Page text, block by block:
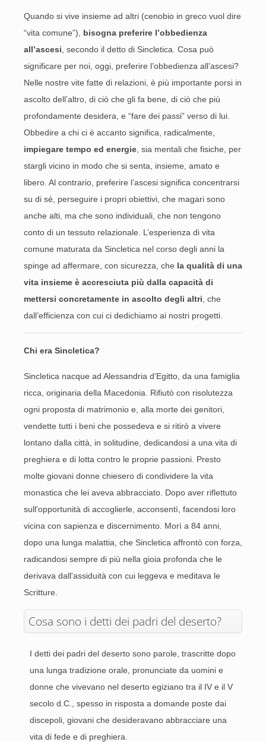
Quando si vive insieme ad altri (cenobio in greco vuol dire
“vita comune”), bisogna preferire l’obbedienza
all’ascesi , secondo il detto di Sincletica. Cosa può
significare per noi, oggi, preferire l’obbedienza all’ascesi?
Nelle nostre vite fatte di relazioni, è più importante porsi in
ascolto dell’altro, di ciò che gli fa bene, di ciò che più
profondamente desidera, e “fare dei passi” verso di lui.
Obbedire a chi ci è accanto significa, radicalmente,
impiegare tempo ed energie , sia mentali che fisiche, per
stargli vicino in modo che si senta, insieme, amato e
libero. Al contrario, preferire l’ascesi significa concentrarsi
su di sé, perseguire i propri obiettivi, che magari sono
anche alti, ma che sono individuali, che non tengono
conto di un tessuto relazionale. L’esperienza di vita
comune maturata da Sincletica nel corso degli anni la
spinge ad affermare, con sicurezza, che la qualità di una
vita insieme è accresciuta più dalla capacità di
mettersi concretamente in ascolto degli altri , che
dall’efficienza con cui ci dedichiamo ai nostri progetti.
Chi era Sincletica?
Sincletica nacque ad Alessandria d'Egitto, da una famiglia
ricca, originaria della Macedonia. Rifiutò con risolutezza
ogni proposta di matrimonio e, alla morte dei genitori,
vendette tutti i beni che possedeva e si ritirò a vivere
lontano dalla città, in solitudine, dedicandosi a una vita di
preghiera e di lotta contro le proprie passioni. Presto
molte giovani donne chiesero di condividere la vita
monastica che lei aveva abbracciato. Dopo aver riflettuto
sull'opportunità di accoglierle, acconsentì, facendosi loro
vicina con sapienza e discernimento. Morì a 84 anni,
dopo una lunga malattia, che Sincletica affrontò con forza,
radicandosi sempre di più nella gioia profonda che le
derivava dall'assiduità con cui leggeva e meditava le
Scritture.
Cosa sono i detti dei padri del deserto?
I detti dei padri del deserto sono parole, trascritte dopo
una lunga tradizione orale, pronunciate da uomini e
donne che vivevano nel deserto egiziano tra il IV e il V
secolo d.C., spesso in risposta a domande poste dai
discepoli, giovani che desideravano abbracciare una
vita di fede e di preghiera.